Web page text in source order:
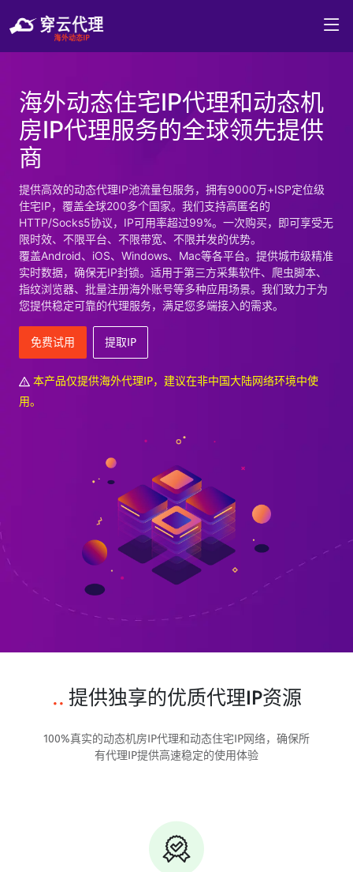
海外动态住宅IP代理和动态机
房IP代理服务的全球领先提供
商
提供高效的动态代理IP池流量包服务，拥有9000万+ISP定位级
住宅IP，覆盖全球200多个国家。我们支持高匿名的
HTTP/Socks5协议，IP可用率超过99%。一次购买，即可享受无
限时效、不限平台、不限带宽、不限并发的优势。
覆盖Android、iOS、Windows、Mac等各平台。提供城市级精准
实时数据，确保无IP封锁。适用于第三方采集软件、爬虫脚本、
指纹浏览器、批量注册海外账号等多种应用场景。我们致力于为
您提供稳定可靠的代理服务，满足您多端接入的需求。
免费试用 提取IP
本产品仅提供海外代理IP，建议在非中国大陆网络环境中使
用。
..提供独享的优质代理IP资源
100%真实的动态机房IP代理和动态住宅IP网络，确保所
有代理IP提供高速稳定的使用体验